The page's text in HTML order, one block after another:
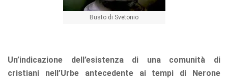
Busto di Svetonio
Un’indicazione dell’esistenza di una comunità di
cristiani nell’Urbe antecedente ai tempi di Nerone